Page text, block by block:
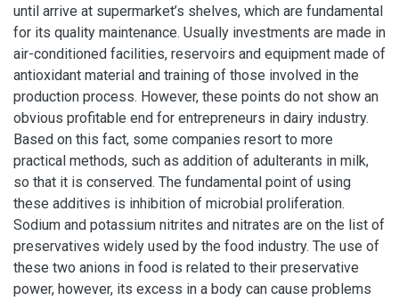
until arrive at supermarket’s shelves, which are fundamental
for its quality maintenance. Usually investments are made in
air-conditioned facilities, reservoirs and equipment made of
antioxidant material and training of those involved in the
production process. However, these points do not show an
obvious profitable end for entrepreneurs in dairy industry.
Based on this fact, some companies resort to more
practical methods, such as addition of adulterants in milk,
so that it is conserved. The fundamental point of using
these additives is inhibition of microbial proliferation.
Sodium and potassium nitrites and nitrates are on the list of
preservatives widely used by the food industry. The use of
these two anions in food is related to their preservative
power, however, its excess in a body can cause problems